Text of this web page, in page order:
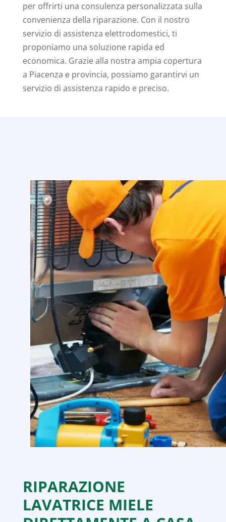
per offrirti una consulenza personalizzata sulla
convenienza della riparazione. Con il nostro
servizio di assistenza elettrodomestici, ti
proponiamo una soluzione rapida ed
economica. Grazie alla nostra ampia copertura
a Piacenza e provincia, possiamo garantirvi un
servizio di assistenza rapido e preciso.
RIPARAZIONE
LAVATRICE MIELE